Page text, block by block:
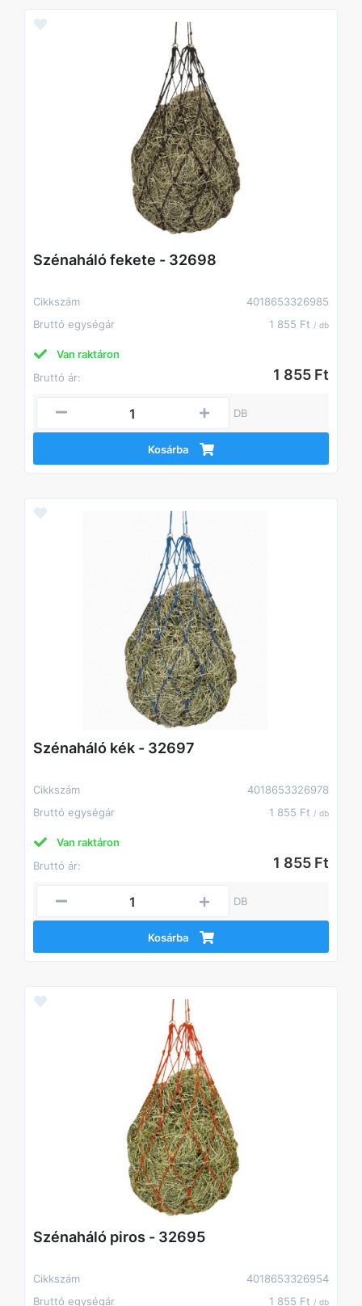
Szénaháló fekete - 32698
Cikkszám
4018653326985
Bruttó egységár
1 855 Ft / db
Van raktáron
Bruttó ár:
1 855 Ft
DB
Kosárba
Szénaháló kék - 32697
Cikkszám
4018653326978
Bruttó egységár
1 855 Ft / db
Van raktáron
Bruttó ár:
1 855 Ft
DB
Kosárba
Szénaháló piros - 32695
Cikkszám
4018653326954
Bruttó egységár
1 855 Ft / db